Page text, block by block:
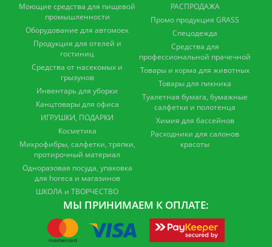
Моющие средства для пищевой
промышленности
Оборудование для автомоек
Продукция для отелей и
гостиниц
Средства от насекомых и
грызунов
Инвентарь для уборки
Канцтовары для офиса
ИГРУШКИ, ПОДАРКИ
Косметика
Микрофибры, салфетки, тряпки,
протирочный материал
Одноразовая посуда, упаковка
для horeca и магазинов
ШКОЛА и ТВОРЧЕСТВО
РАСПРОДАЖА
Промо продукция GRASS
Спецодежда
Средства для
профессиональной прачечной
Товары и корма для животных
Товары для пикника
Туалетная бумага, бумажные
салфетки и полотенца
Химия для бассейнов
Расходники для салонов
красоты
МЫ ПРИНИМАЕМ К ОПЛАТЕ: